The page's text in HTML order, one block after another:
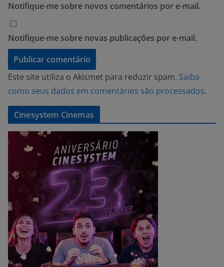
Notifique-me sobre novos comentários por e-mail.
Notifique-me sobre novas publicações por e-mail.
Este site utiliza o Akismet para reduzir spam. Saiba
como seus dados em comentários são processados.
Cinesystem Cinemas